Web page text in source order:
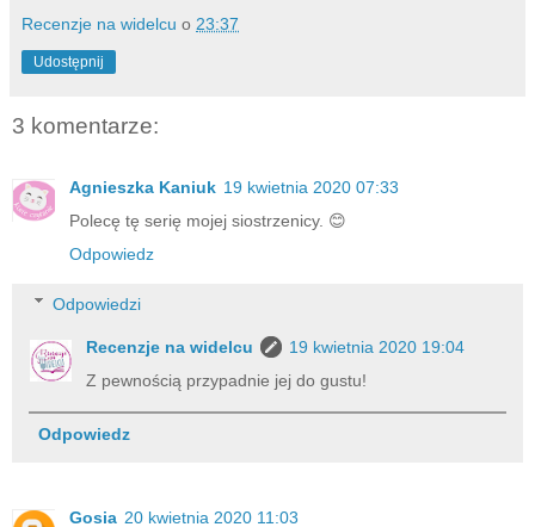
Recenzje na widelcu o 23:37
Udostępnij
3 komentarze:
Agnieszka Kaniuk 19 kwietnia 2020 07:33
Polecę tę serię mojej siostrzenicy. 😊
Odpowiedz
Odpowiedzi
Recenzje na widelcu
19 kwietnia 2020 19:04
Z pewnością przypadnie jej do gustu!
Odpowiedz
Gosia 20 kwietnia 2020 11:03